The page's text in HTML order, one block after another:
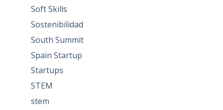
Soft Skills
Sostenibilidad
South Summit
Spain Startup
Startups
STEM
stem